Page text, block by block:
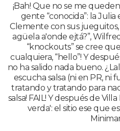
¡Bah! Que no se me
gente “conocida”: la Julia
Clemente con sus
agüela a'onde ejtá?”,
“knockouts” se cree
cualquiera, “hello”! Y
no ha salido nada bueno.
escucha salsa (ni en PR, ni
tratando y tratando para
salsa! FAIL! Y después de
verda': el sitio ese que